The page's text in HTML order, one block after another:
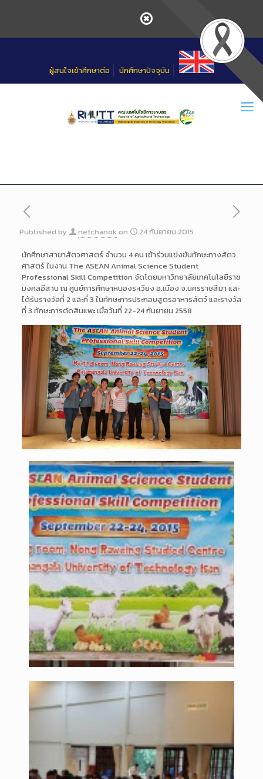
ผู้สนใจเข้าศึกษาต่อ นักศึกษาปัจจุบัน
Published by netchanok on 24 กันยายน 2015
นักศึกษาสาขาสัตวศาสตร์ จำนวน 4 คน เข้าร่วมแข่งขันทักษะทางสัตว
ศาสตร์ ในงาน The ASEAN Animal Science Student
Professional Skill Competition จัดโดยมหาวิทยาลัยเทคโนโลยีราช
มงคลอีสาน ณ ศูนย์การศึกษาหนองระเวียง อ.เมือง จ.นครราชสีมา และ
ได้รับรางวัลที่ 2 และที่ 3 ในทักษะการประกอบสูตรอาหารสัตว์ และรางวัล
ที่ 3 ทักษะการตัดสินแพะ เมื่อวันที่ 22-24 กันยายน 2558